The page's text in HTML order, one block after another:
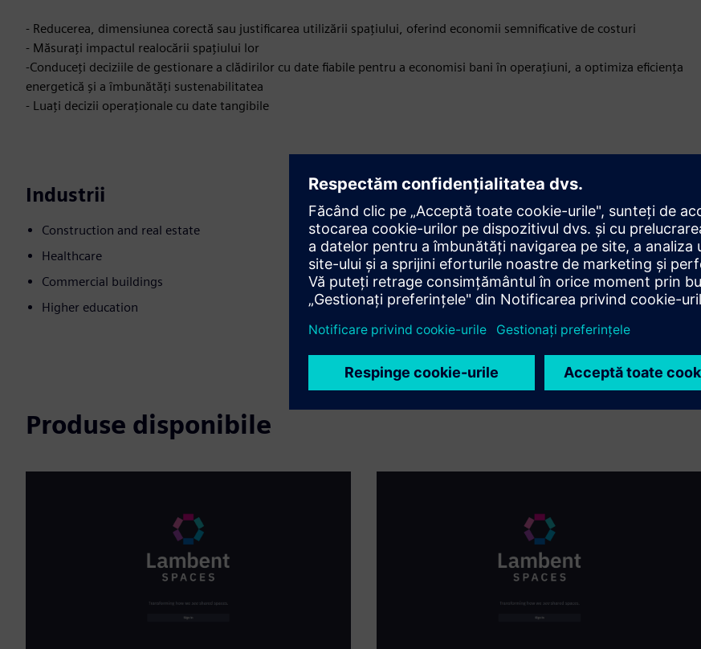
- Reducerea, dimensiunea corectă sau justificarea utilizării spațiului, oferind economii semnificative de costuri
- Măsurați impactul realocării spațiului lor
-Conduceți deciziile de gestionare a clădirilor cu date fiabile pentru a economisi bani în operațiuni, a optimiza eficiența
energetică și a îmbunătăți sustenabilitatea
- Luați decizii operaționale cu date tangibile
Industrii
Construction and real estate
Healthcare
Commercial buildings
Higher education
Mișcare
Build
Extinde sau construiește pe un produs/soluție Siemens
Xcelerator prin crearea unui produs nou sau creează o
nouă soluție pentru clienți prin integrarea produsului
Siemens Xcelerator și a produsului propriu
Produse disponibile